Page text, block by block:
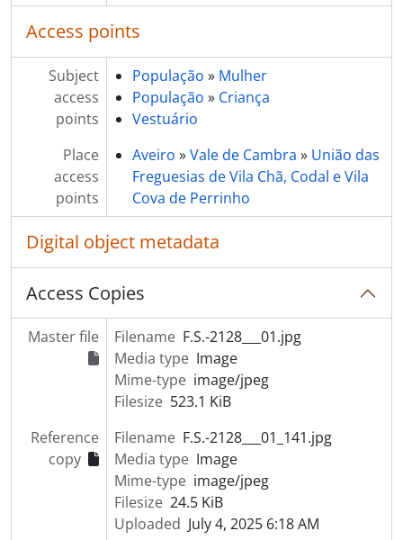
[Item] Jantar na Casa Janeiro
[Item] Jantar na Casa Janeiro
[Item] Jantar na Casa Janeiro
[Item] Jantar na Casa Janeiro
[Item] Jantar na Casa Janeiro
[Item] Retrato de casal
[Item] Retrato de crianças
[Item] Homenagem ao Sr. Amorim
[Item] Homenagem ao Sr. Amorim
[Item] Homenagem ao Sr. Amorim
[Item] Homenagem ao Sr. Amorim
[Item] Homenagem ao Sr. Amorim
[Item] Homenagem ao Sr. Amorim
[Item] Homenagem ao Sr. Amorim
[Item] Homenagem ao Sr. Amorim
[Item] Homenagem ao Sr. Amorim
[Item] Homenagem ao Sr. Amorim
[Item] Homenagem ao Sr. Amorim
[Item] Homenagem ao Sr. Amorim
[Item] Homenagem ao Sr. Amorim
[Item] Homenagem ao Sr. Amorim
[Item] Homenagem ao Sr. Amorim
Access points
Subject
access
points
População » Mulher
População » Criança
Vestuário
Place
access
points
Aveiro »Vale de Cambra » União das
Freguesias de Vila Chã, Codal e Vila
Cova de Perrinho
Digital object metadata
Access Copies
Master file Filename F.S.-2128___01.jpg
Media type Image
Mime-type image/jpeg
Filesize 523.1 KiB
Reference
copy
Filename F.S.-2128___01_141.jpg
Media type Image
Mime-type image/jpeg
Filesize 24.5 KiB
Uploaded July 4, 2025 6:18 AM